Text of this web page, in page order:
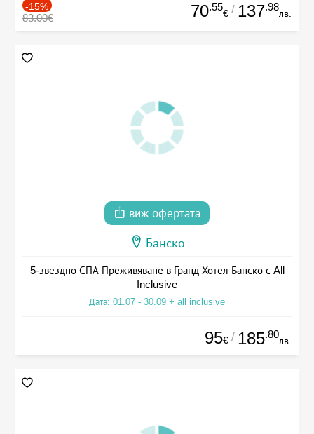
-15%
83.00€ 70.55
€ / 137.98
лв.
виж офертата
Банско
5-звездно СПА Преживяване в Гранд Хотел Банско с All
Inclusive
Дата: 01.07 - 30.09 + all inclusive
95€ / 185.80
лв.